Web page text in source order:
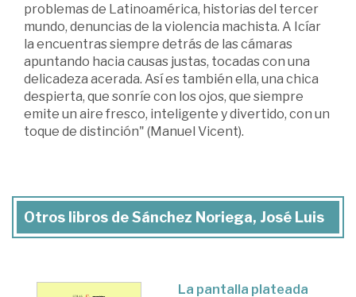
problemas de Latinoamérica, historias del tercer
mundo, denuncias de la violencia machista. A Icíar
la encuentras siempre detrás de las cámaras
apuntando hacia causas justas, tocadas con una
delicadeza acerada. Así es también ella, una chica
despierta, que sonríe con los ojos, que siempre
emite un aire fresco, inteligente y divertido, con un
toque de distinción" (Manuel Vicent).
Otros libros de Sánchez Noriega, José Luis
La pantalla plateada